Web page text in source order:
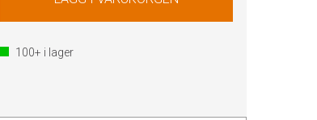
100+ i lager